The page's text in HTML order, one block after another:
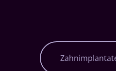
Navigation
überspringen